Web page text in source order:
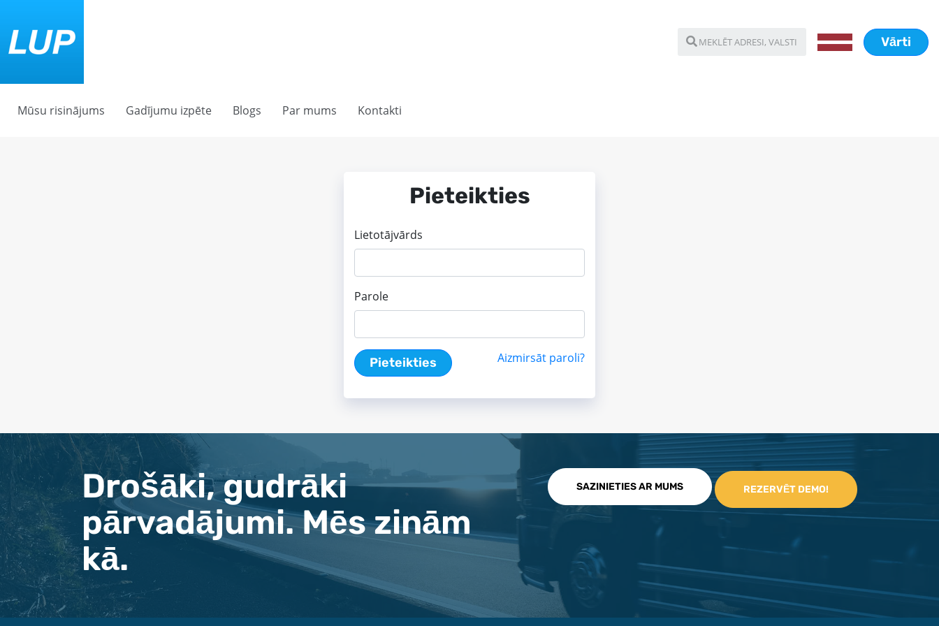
Mūsu risinājums Gadījumu izpēte Blogs Par mums Kontakti
Vārti
Pieteikties
Lietotājvārds
Parole
Pieteikties Aizmirsāt paroli?
Drošāki, gudrāki
pārvadājumi. Mēs zinām
kā.
SAZINIETIES AR MUMS